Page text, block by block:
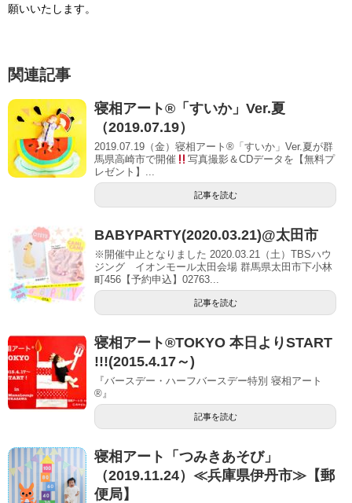
願いいたします。
関連記事
寝相アート®「すいか」Ver.夏
（2019.07.19）
2019.07.19（金）寝相アート®「すいか」Ver.夏が群
馬県高崎市で開催
写真撮影＆CDデータを【無料プ
レゼント】...
記事を読む
BABYPARTY(2020.03.21)@太田市
※開催中止となりました 2020.03.21（土）TBSハウ
ジング イオンモール太田会場 群馬県太田市下小林
町456【予約申込】02763...
記事を読む
寝相アート®TOKYO 本日よりSTART
!!!(2015.4.17～)
『バースデー・ハーフバースデー特別 寝相アート
®』
記事を読む
寝相アート「つみきあそび」
（2019.11.24）≪兵庫県伊丹市≫【郵
便局】